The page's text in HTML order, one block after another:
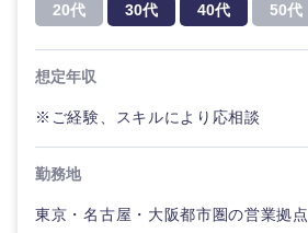
20代 30代 40代 50代
想定年収
※ご経験、スキルにより応相談
勤務地
東京・名古屋・大阪都市圏の営業拠点